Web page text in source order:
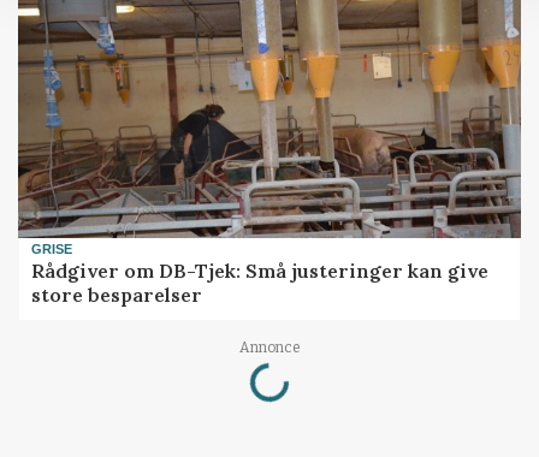
GRISE
Rådgiver om DB-Tjek: Små justeringer kan give
store besparelser
Annonce
Loading...